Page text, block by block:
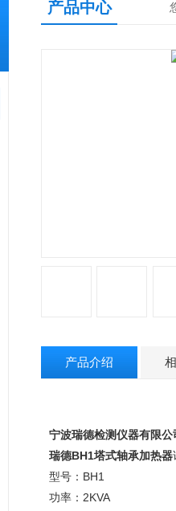
产品中心
产品介绍
宁波瑞德检测仪器有限公
瑞德BH1塔式轴承加热器
型号 ： BH1
功率 ： 2KVA